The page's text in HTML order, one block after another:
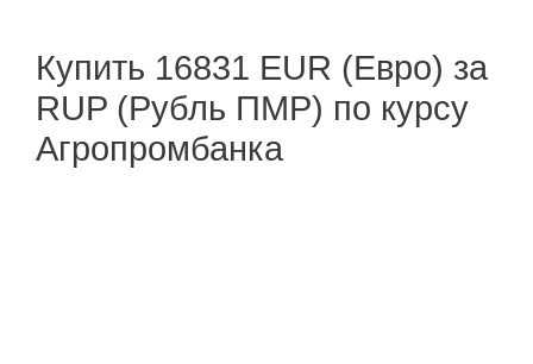
Купить 16831 EUR (Евро) за
RUP (Рубль ПМР) по курсу
Агропромбанка